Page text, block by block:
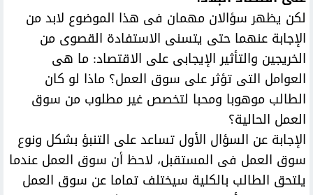
لكن يظهر سؤالان مهمان فى هذا الموضوع لابد من
الإجابة عنهما حتى يتسنى الاستفادة القصوى من
الخريجين والتأثير الإيجابى على الاقتصاد: ما هى
العوامل التى تؤثر على سوق العمل؟ ماذا لو كان
الطالب موهوبا ومحبا لتخصص غير مطلوب من سوق
العمل الحالية؟
الإجابة عن السؤال الأول تساعد على التنبؤ بشكل ونوع
سوق العمل فى المستقبل، لاحظ أن سوق العمل عندما
يلتحق الطالب بالكلية سيختلف تماما عن سوق العمل